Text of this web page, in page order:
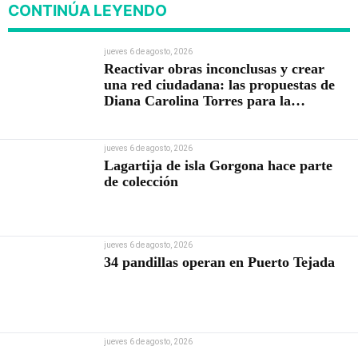
CONTINÚA LEYENDO
jueves 6 de agosto, 2026
Reactivar obras inconclusas y crear
una red ciudadana: las propuestas de
Diana Carolina Torres para la
jueves 6 de agosto, 2026
Lagartija de isla Gorgona hace parte
de colección
jueves 6 de agosto, 2026
34 pandillas operan en Puerto Tejada
jueves 6 de agosto, 2026